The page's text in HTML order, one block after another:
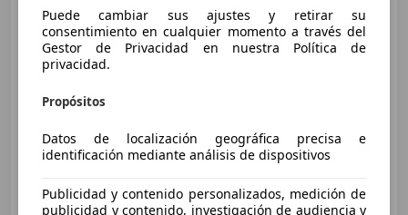
Honda CB 500F
Puede cambiar sus ajustes y retirar su
consentimiento en cualquier momento a través del
Gestor de Privacidad en nuestra Política de
privacidad.
Propósitos
Datos de localización geográfica precisa e
identificación mediante análisis de dispositivos
Publicidad y contenido personalizados, medición de
publicidad y contenido, investigación de audiencia y